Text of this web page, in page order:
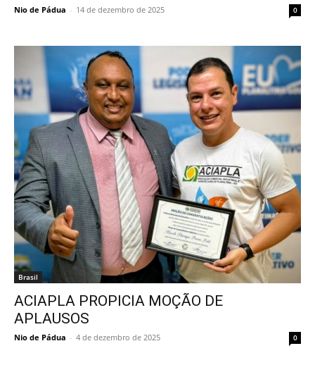
Nio de Pádua - 14 de dezembro de 2025 0
Brasil
ACIAPLA PROPICIA MOÇÃO DE
APLAUSOS
Nio de Pádua - 4 de dezembro de 2025 0